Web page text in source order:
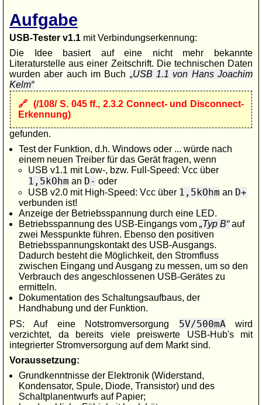
Aufgabe
USB-Tester v1.1 mit Verbindungserkennung:
Die Idee basiert auf eine nicht mehr bekannte
Literaturstelle aus einer Zeitschrift. Die technischen Daten
wurden aber auch im Buch
USB 1.1 von Hans Joachim
Kelm
(/108/ S. 045 ff., 2.3.2 Connect- und Disconnect-
Erkennung)
gefunden.
Test der Funktion, d.h. Windows oder ... würde nach
einem neuen Treiber für das Gerät fragen, wenn
USB v1.1 mit Low-, bzw. Full-Speed: Vcc über
1,5kOhm an D- oder
USB v2.0 mit High-Speed: Vcc über 1,5kOhm an D+
verbunden ist!
Anzeige der Betriebsspannung durch eine LED.
Betriebsspannung des USB-Eingangs vom Typ B auf
zwei Messpunkte führen. Ebenso den positiven
Betriebsspannungskontakt des USB-Ausgangs.
Dadurch besteht die Möglichkeit, den Stromfluss
zwischen Eingang und Ausgang zu messen, um so den
Verbrauch des angeschlossenen USB-Gerätes zu
ermitteln.
Dokumentation des Schaltungsaufbaus, der
Handhabung und der Funktion.
PS: Auf eine Notstromversorgung 5V/500mA wird
verzichtet, da bereits viele preiswerte USB-Hub's mit
integrierter Stromversorgung auf dem Markt sind.
Voraussetzung:
Grundkenntnisse der Elektronik (Widerstand,
Kondensator, Spule, Diode, Transistor) und des
Schaltplanentwurfs auf Papier;